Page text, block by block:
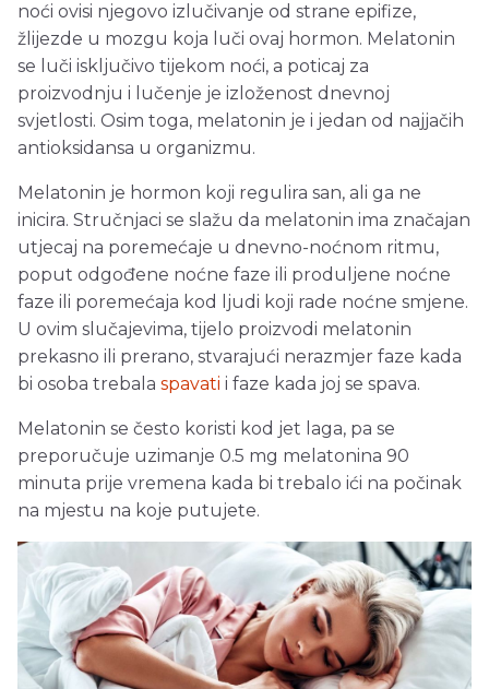
noći ovisi njegovo izlučivanje od strane epifize,
žlijezde u mozgu koja luči ovaj hormon. Melatonin
se luči isključivo tijekom noći, a poticaj za
proizvodnju i lučenje je izloženost dnevnoj
svjetlosti. Osim toga, melatonin je i jedan od najjačih
antioksidansa u organizmu.
Melatonin je hormon koji regulira san, ali ga ne
inicira. Stručnjaci se slažu da melatonin ima značajan
utjecaj na poremećaje u dnevno-noćnom ritmu,
poput odgođene noćne faze ili produljene noćne
faze ili poremećaja kod ljudi koji rade noćne smjene.
U ovim slučajevima, tijelo proizvodi melatonin
prekasno ili prerano, stvarajući nerazmjer faze kada
bi osoba trebala spavati i faze kada joj se spava.
Melatonin se često koristi kod jet laga, pa se
preporučuje uzimanje 0.5 mg melatonina 90
minuta prije vremena kada bi trebalo ići na počinak
na mjestu na koje putujete.